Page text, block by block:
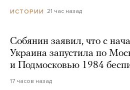
ИСТОРИИ 21 час назад
Собянин заявил, что с
Украина запустила по
и Подмосковью 1984
17 часов назад